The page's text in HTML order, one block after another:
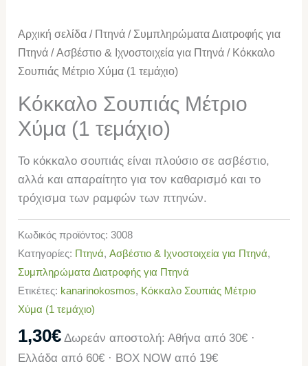
Αρχική σελίδα / Πτηνά / Συμπληρώματα Διατροφής για
Πτηνά /Ασβέστιο & Ιχνοστοιχεία για Πτηνά / Κόκκαλο
Σουπιάς Μέτριο Χύμα (1 τεμάχιο)
Κόκκαλο Σουπιάς Μέτριο
Χύμα (1 τεμάχιο)
Το κόκκαλο σουπιάς είναι πλούσιο σε ασβέστιο,
αλλά και απαραίτητο για τον καθαρισμό και το
τρόχισμα των ραμφών των πτηνών.
Κωδικός προϊόντος:3008
Κατηγορίες: Πτηνά,Ασβέστιο & Ιχνοστοιχεία για Πτηνά,
Συμπληρώματα Διατροφής για Πτηνά
Ετικέτες: kanarinokosmos, Κόκκαλο Σουπιάς Μέτριο
Χύμα (1 τεμάχιο)
1,30€ Δωρεάν αποστολή: Αθήνα από 30€ ·
Ελλάδα από 60€ · BOX NOW από 19€